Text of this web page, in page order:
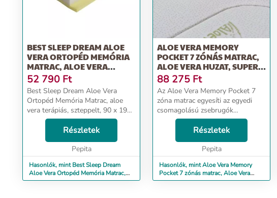
BEST SLEEP DREAM ALOE
VERA ORTOPÉD MEMÓRIA
MATRAC, ALOE VERA
TERÁ...
52 790 Ft
Best Sleep Dream Aloe Vera
Ortopéd Memória Matrac, aloe
vera terápiás, szteppelt, 90 x 190
Részletek
Pepita
Hasonlók, mint Best Sleep Dream
Aloe Vera Ortopéd Memória Matrac,
aloe vera terá...
ALOE VERA MEMORY
POCKET 7 ZÓNÁS MATRAC,
ALOE VERA HUZAT, SUPER
OR...
88 275 Ft
Az Aloe Vera Memory Pocket 7
zóna matrac egyesíti az egyedi
csomagolású zsebrugók
technológiáját a Green Therm
Memory hab hővel, az Arctic Gel®
hideg részecskékkel és az Aloe
Vera kivonat jól ismert g...
Részletek
Pepita
Hasonlók, mint Aloe Vera Memory
Pocket 7 zónás matrac, Aloe Vera
huzat, Super Or...